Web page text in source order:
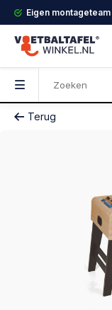
Eigen montageteam
Terug